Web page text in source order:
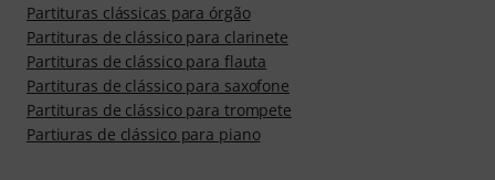
Partituras clássicas para órgão
Partituras de clássico para clarinete
Partituras de clássico para flauta
Partituras de clássico para saxofone
Partituras de clássico para trompete
Partiuras de clássico para piano